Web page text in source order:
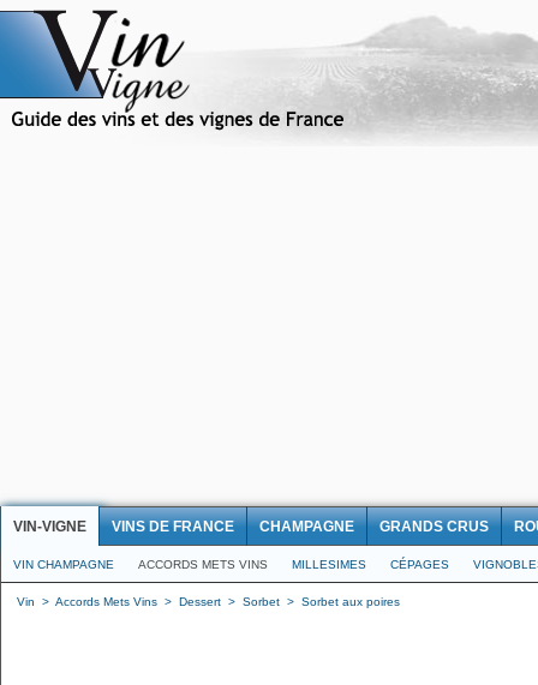
VIN-VIGNE VINS DE FRANCE CHAMPAGNE GRANDS CRUS
VIN CHAMPAGNE ACCORDS METS VINS MILLESIMES CÉPAGES
Vin > Accords Mets Vins > Dessert > Sorbet > Sorbet aux poires